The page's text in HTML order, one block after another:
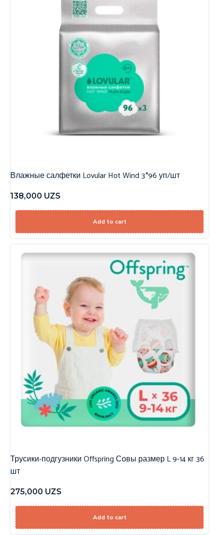
Влажные салфетки Lovular Hot Wind 3*96 уп/шт
138,000 UZS
Add to cart
Трусики-подгузники Offspring Совы размер L 9-14 кг 36
шт
275,000 UZS
Add to cart